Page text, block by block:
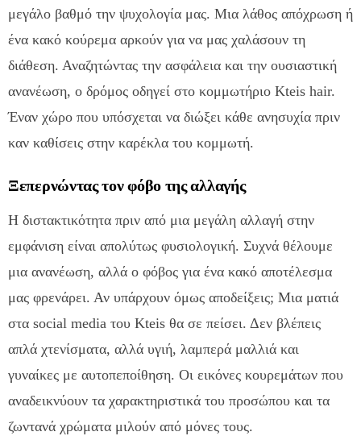
μεγάλο βαθμό την ψυχολογία μας. Μια λάθος απόχρωση ή
ένα κακό κούρεμα αρκούν για να μας χαλάσουν τη
διάθεση. Αναζητώντας την ασφάλεια και την ουσιαστική
ανανέωση, ο δρόμος οδηγεί στο κομμωτήριο Kteis hair.
Έναν χώρο που υπόσχεται να διώξει κάθε ανησυχία πριν
καν καθίσεις στην καρέκλα του κομμωτή.
Ξεπερνώντας τον φόβο της αλλαγής
Η διστακτικότητα πριν από μια μεγάλη αλλαγή στην
εμφάνιση είναι απολύτως φυσιολογική. Συχνά θέλουμε
μια ανανέωση, αλλά ο φόβος για ένα κακό αποτέλεσμα
μας φρενάρει. Αν υπάρχουν όμως αποδείξεις; Μια ματιά
στα social media του Kteis θα σε πείσει. Δεν βλέπεις
απλά χτενίσματα, αλλά υγιή, λαμπερά μαλλιά και
γυναίκες με αυτοπεποίθηση. Οι εικόνες κουρεμάτων που
αναδεικνύουν τα χαρακτηριστικά του προσώπου και τα
ζωντανά χρώματα μιλούν από μόνες τους.